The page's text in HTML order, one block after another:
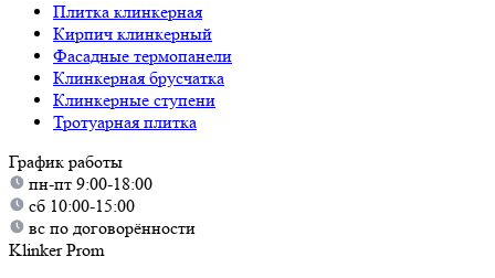
Плитка клинкерная
Кирпич клинкерный
Фасадные термопанели
Клинкерная брусчатка
Клинкерные ступени
Тротуарная плитка
График работы
пн-пт 9:00-18:00
сб 10:00-15:00
вс по договорённости
Klinker Prom